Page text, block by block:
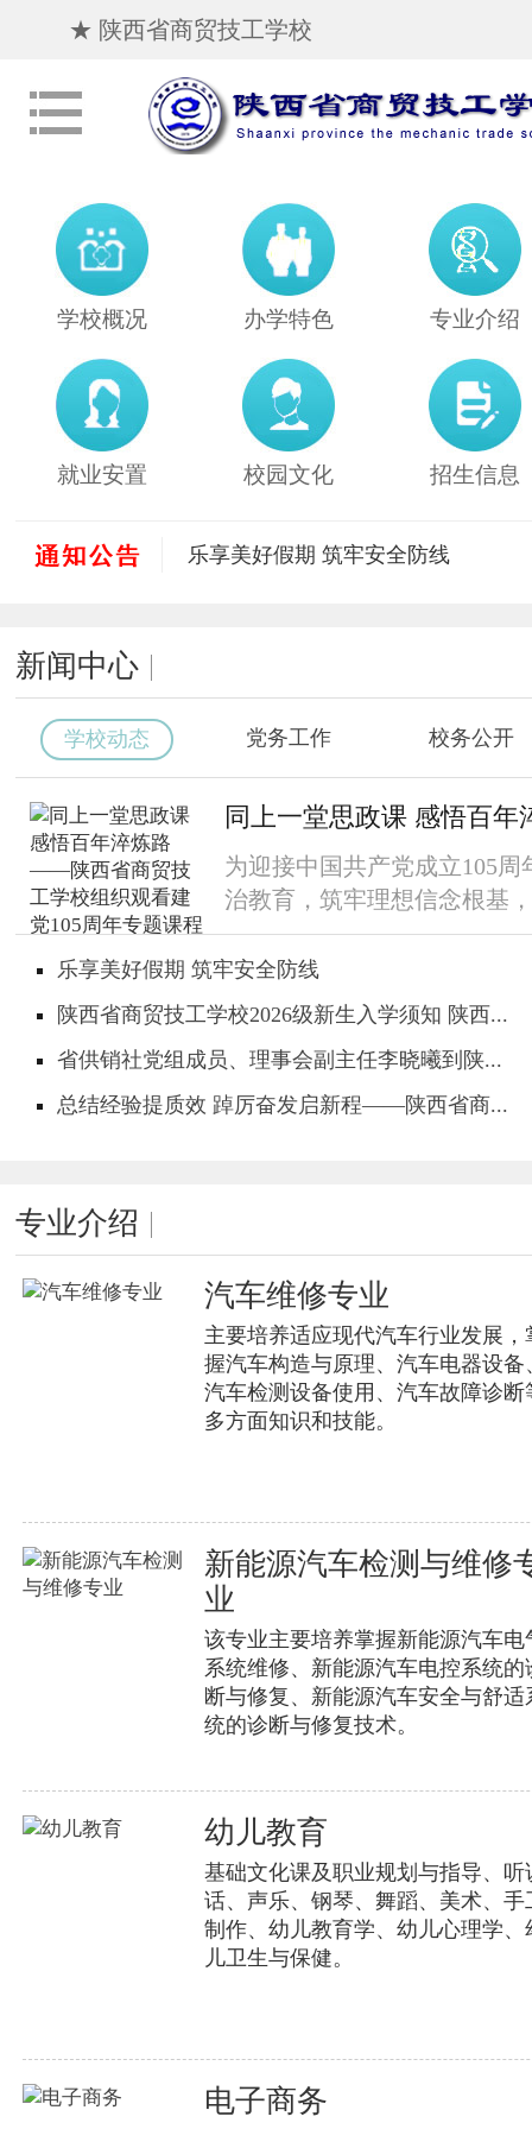
★ 陕西省商贸技工学校
学校概况 办学特色 专业介绍
就业安置 校园文化 招生信息
乐享美好假期 筑牢安全防线
以技赋能砺初心，笃行奋进促成长
匠心育人 聚力启航——陕西省商贸
我校2026年第二批电子商务师（高
新闻中心
学校动态 党务工作 校务公开
同上一堂思政课 感悟百年
为迎接中国共产党成立105
治教育，筑牢理想信念根基
乐享美好假期 筑牢安全防线
陕西省商贸技工学校2026级新生入学须知 陕西...
省供销社党组成员、理事会副主任李晓曦到陕...
总结经验提质效 踔厉奋发启新程——陕西省商...
专业介绍
汽车维修专业
主要培养适应现代汽车行业发展，
握汽车构造与原理、汽车电器设备
汽车检测设备使用、汽车故障诊断
多方面知识和技能。
新能源汽车检测与维修
业
该专业主要培养掌握新能源汽车电
系统维修、新能源汽车电控系统的
断与修复、新能源汽车安全与舒适
统的诊断与修复技术。
幼儿教育
基础文化课及职业规划与指导、听
话、声乐、钢琴、舞蹈、美术、手
制作、幼儿教育学、幼儿心理学、
儿卫生与保健。
电子商务